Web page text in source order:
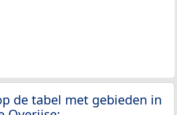
de tabel met gebieden in